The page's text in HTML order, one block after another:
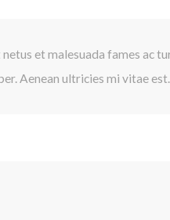
et malesuada fames
Aenean ultricies mi vitae